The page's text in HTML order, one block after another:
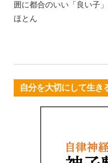
囲に都合のいい「良い子
ほとん
自分を大切にして生き